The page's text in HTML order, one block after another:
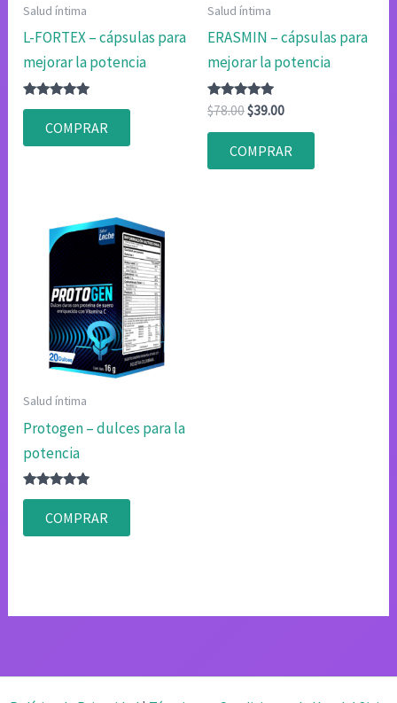
Salud íntima
L-FORTEX – cápsulas para
mejorar la potencia
Valorado
4.83
de 5
COMPRAR
Salud íntima
ERASMIN – cápsulas para
mejorar la potencia
Valorado
con
4.83
$78.00El
original
era:
$39.00El
actual
es:
COMPRAR
Salud íntima
Protogen – dulces para la
potencia
Valorado
4.80
de 5
COMPRAR